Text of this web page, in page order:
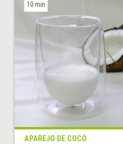
10 min
APAREJO DE COCO